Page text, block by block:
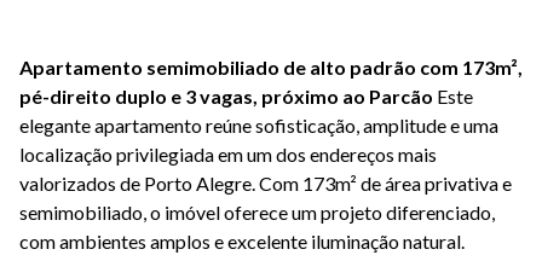
Apartamento semimobiliado de alto padrão com 173m²,
pé-direito duplo e 3 vagas, próximo ao Parcão Este
elegante apartamento reúne sofisticação, amplitude e uma
localização privilegiada em um dos endereços mais
valorizados de Porto Alegre. Com 173m² de área privativa e
semimobiliado, o imóvel oferece um projeto diferenciado,
com ambientes amplos e excelente iluminação natural.